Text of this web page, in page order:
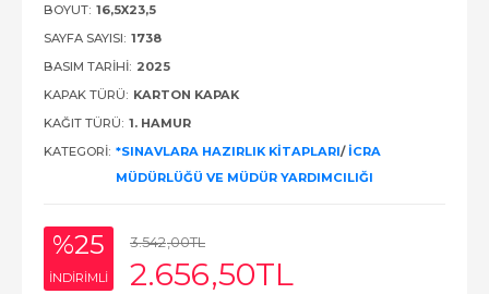
BOYUT: 16,5X23,5
SAYFA SAYISI: 1738
BASIM TARIHI: 2025
KAPAK TÜRÜ: KARTON KAPAK
KAĞIT TÜRÜ: 1. HAMUR
KATEGORI: *SINAVLARA HAZIRLIK KITAPLARI/ İCRA
MÜDÜRLÜĞÜ VE MÜDÜR YARDIMCILIĞI
%25
INDIRIMLI
3.542,00TL
2.656,50TL